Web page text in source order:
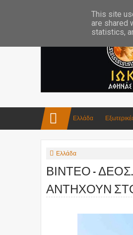
Ελλάδα
Ελλάδα
ΒΙΝΤΕΟ -
ΑΝΤΗΧΟΥΝ
This site
are shared
statistics,